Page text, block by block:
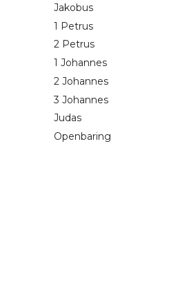
Jakobus
1 Petrus
2 Petrus
1 Johannes
2 Johannes
3 Johannes
Judas
Openbaring